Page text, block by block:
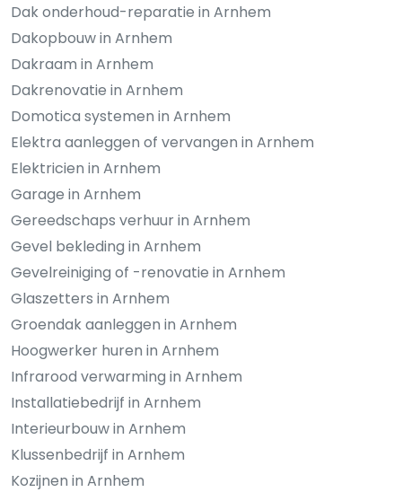
Dak onderhoud-reparatie in Arnhem
Dakopbouw in Arnhem
Dakraam in Arnhem
Dakrenovatie in Arnhem
Domotica systemen in Arnhem
Elektra aanleggen of vervangen in Arnhem
Elektricien in Arnhem
Garage in Arnhem
Gereedschaps verhuur in Arnhem
Gevel bekleding in Arnhem
Gevelreiniging of -renovatie in Arnhem
Glaszetters in Arnhem
Groendak aanleggen in Arnhem
Hoogwerker huren in Arnhem
Infrarood verwarming in Arnhem
Installatiebedrijf in Arnhem
Interieurbouw in Arnhem
Klussenbedrijf in Arnhem
Kozijnen in Arnhem